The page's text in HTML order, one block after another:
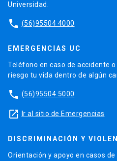
Universidad.
phone (56)95504 4000
EMERGENCIAS UC
Teléfono en caso de accidente
riesgo tu vida dentro de algún
phone (56)95504 5000
launch Ir al sitio de Emergencias
DISCRIMINACIÓN Y
Orientación y apoyo en casos